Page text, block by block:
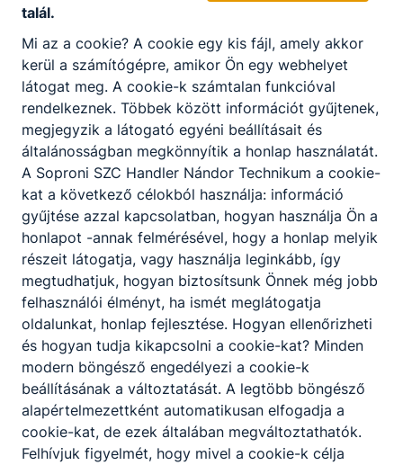
+3699518100
Cím
9400 Sopron, Bajcsy-Zsilinszky utca 4.
Soproni Erzsébet Oktató Kórház
és Rehabilitációs Intézet
Telefon
+3699514200
Weboldal
Meglátogat
Cím
9400 Sopron, Győri út 15.
Soproni Szakképzési Centrum
Telefon Weboldal
talál.
Mi az a cookie? A cookie egy kis fájl, amely akkor
kerül a számítógépre, amikor Ön egy webhelyet
látogat meg. A cookie-k számtalan funkcióval
rendelkeznek. Többek között információt gyűjtenek,
megjegyzik a látogató egyéni beállításait és
általánosságban megkönnyítik a honlap használatát.
A Soproni SZC Handler Nándor Technikum a cookie-
kat a következő célokból használja: információ
gyűjtése azzal kapcsolatban, hogyan használja Ön a
honlapot -annak felmérésével, hogy a honlap melyik
részeit látogatja, vagy használja leginkább, így
megtudhatjuk, hogyan biztosítsunk Önnek még jobb
felhasználói élményt, ha ismét meglátogatja
oldalunkat, honlap fejlesztése. Hogyan ellenőrizheti
és hogyan tudja kikapcsolni a cookie-kat? Minden
modern böngésző engedélyezi a cookie-k
beállításának a változtatását. A legtöbb böngésző
alapértelmezettként automatikusan elfogadja a
cookie-kat, de ezek általában megváltoztathatók.
Felhívjuk figyelmét, hogy mivel a cookie-k célja